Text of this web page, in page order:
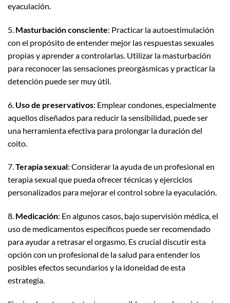
eyaculación.
5. Masturbación consciente: Practicar la autoestimulación
con el propósito de entender mejor las respuestas sexuales
propias y aprender a controlarlas. Utilizar la masturbación
para reconocer las sensaciones preorgásmicas y practicar la
detención puede ser muy útil.
6. Uso de preservativos: Emplear condones, especialmente
aquellos diseñados para reducir la sensibilidad, puede ser
una herramienta efectiva para prolongar la duración del
coito.
7.Terapia sexual: Considerar la ayuda de un profesional en
terapia sexual que pueda ofrecer técnicas y ejercicios
personalizados para mejorar el control sobre la eyaculación.
8. Medicación: En algunos casos, bajo supervisión médica, el
uso de medicamentos específicos puede ser recomendado
para ayudar a retrasar el orgasmo. Es crucial discutir esta
opción con un profesional de la salud para entender los
posibles efectos secundarios y la idoneidad de esta
estrategia.